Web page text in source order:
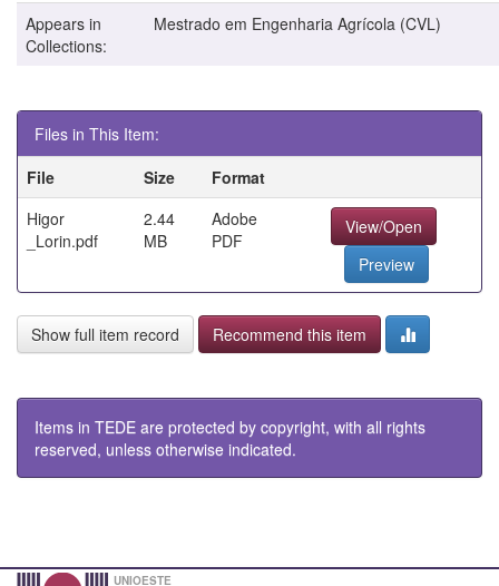
Appears in
Collections:
Mestrado em Engenharia Agrícola (CVL)
Files in This Item:
File
Size
Format
Higor
_Lorin.pdf
2.44
MB
Adobe
PDF
View/Open
Preview
Show full item record Recommend this item
Items in TEDE are protected by copyright, with all rights
reserved, unless otherwise indicated.
UNIOESTE